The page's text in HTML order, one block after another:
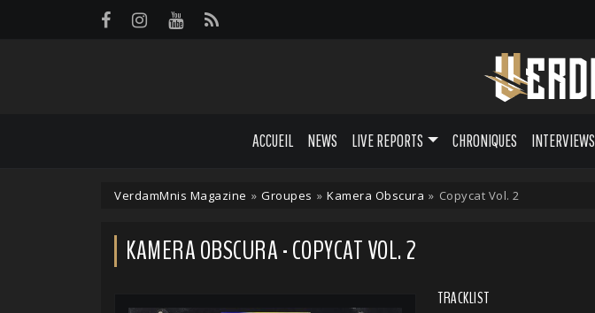
ACCUEIL NEWS LIVE REPORTS CHRONIQUES INTERVIEWS
VerdamMnis Magazine » Groupes » Kamera Obscura » Copycat Vol. 2
KAMERA OBSCURA - COPYCAT VOL. 2
TRACKLIST
Panneau de gestion des cookies